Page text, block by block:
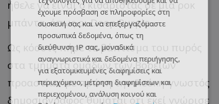
ήθελε να είναι ο κιθαρίστας σε μια ροκ
μπάντα, όπως οι Deep Purple.
Ως κόουτς πήρε το βάπτισμα του πυρός
στα τμήματα ομάδων των Βορείων
προαστίων με πρώτη την Πεύκη-γνωστός
δημοσιογράφος θυμάται ότι εκεί γνώρισε
έχουμε πρόσβαση σε πληροφορίες στη
συσκευή σας και να επεξεργαζόμαστε
προσωπικά δεδομένα, όπως τη
διεύθυνση IP σας, μοναδικά
αναγνωριστικά και δεδομένα περιήγησης,
για εξατομικευμένες διαφημίσεις και
περιεχόμενο, μέτρηση διαφημίσεων και
περιεχομένου, ανάλυση κοινού και